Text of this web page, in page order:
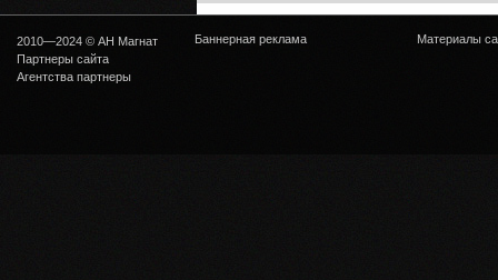
2010—2024 © АН Магнат
Партнеры сайта
Агентства партнеры
Баннерная реклама Материалы